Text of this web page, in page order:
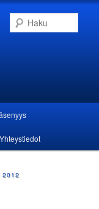
Yhteystiedot
2012